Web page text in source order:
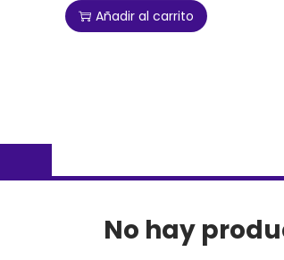
Añadir al carrito
No hay